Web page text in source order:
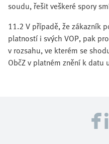
soudu, řešit veškeré spory
11.2 V případě, že zákazník
platností i svých VOP, pak
v rozsahu, ve kterém se
ObčZ v platném znění k datu